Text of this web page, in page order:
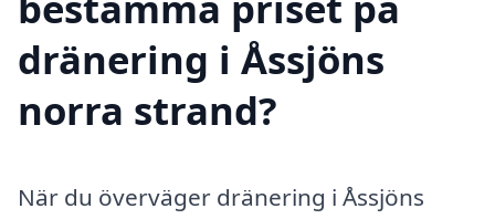
dränering i Åssjöns
norra strand?
När du överväger dränering i Åssjöns